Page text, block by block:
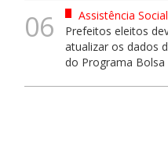
06
Assistência Social
Prefeitos eleitos
atualizar os dados
do Programa Bolsa